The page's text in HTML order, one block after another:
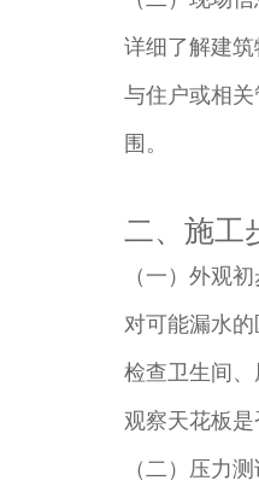
详细了解建
与住户或相
围。​
二、施工
（一）外观
对可能漏水
检查卫生间
观察天花板
（二）压力